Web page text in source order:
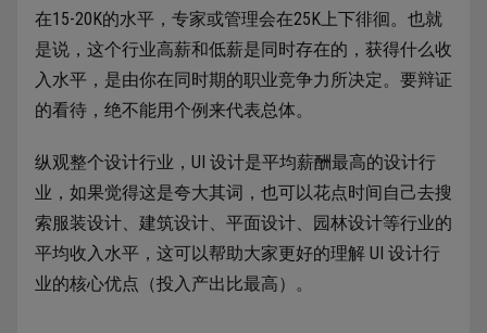
在15-20K的水平，专家或管理会在25K上下徘徊。也就
是说，这个行业高薪和低薪是同时存在的，获得什么收
入水平，是由你在同时期的职业竞争力所决定。要辩证
的看待，绝不能用个例来代表总体。
纵观整个设计行业，UI 设计是平均薪酬最高的设计行
业，如果觉得这是夸大其词，也可以花点时间自己去搜
索服装设计、建筑设计、平面设计、园林设计等行业的
平均收入水平，这可以帮助大家更好的理解 UI 设计行
业的核心优点（投入产出比最高）。